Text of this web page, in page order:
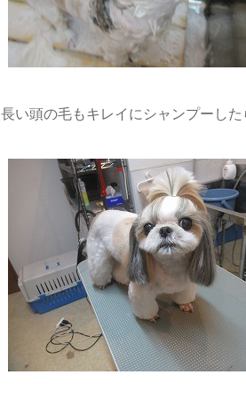
長い頭の毛もキレイにシャンプーし